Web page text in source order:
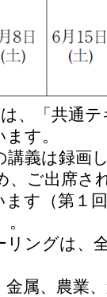
、「共通
す。
講義は録画
、ご出席さ
す（第１
リングは、
属、農業